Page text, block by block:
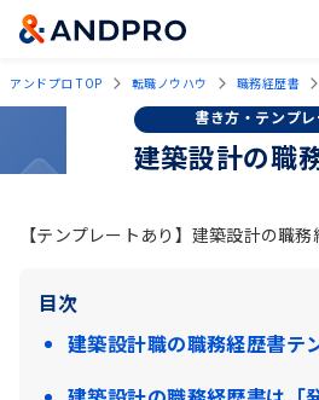
アンドプロ TOP 転職ノウハウ 職務経歴書
書き方・テンプレ
建築設計の職
【テンプレートあり】建築設計の職
目次
建築設計職の職務経歴書テ